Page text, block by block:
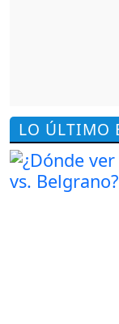
LO ÚLTIMO